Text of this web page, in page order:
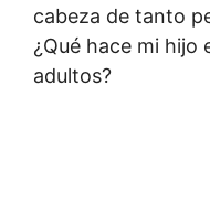
cabeza de tanto
¿Qué hace mi hijo
adultos?